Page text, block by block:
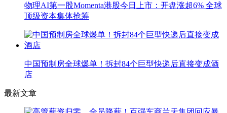
物理AI第一股Momenta港股今日上市：开盘涨超6% 全球
顶级资本集体抢筹
中国预制房全球爆单！拆封84个巨型快递后直接变成酒
店
最新文章